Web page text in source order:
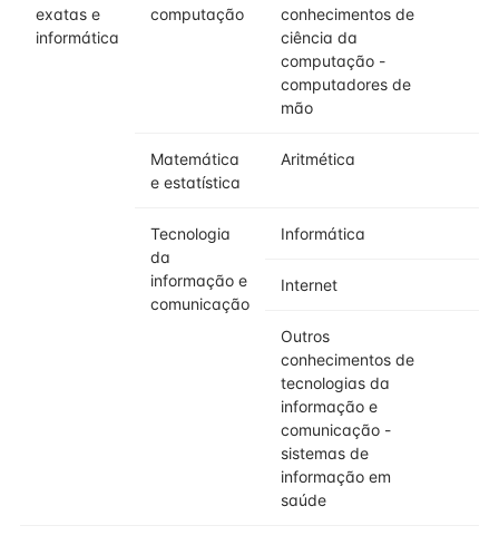
exatas e
informática
computação
conhecimentos de
ciência da
computação -
computadores de
mão
Matemática
e estatística
Aritmética
Tecnologia
da
informação e
comunicação
Informática
Internet
Outros
conhecimentos de
tecnologias da
informação e
comunicação -
sistemas de
informação em
saúde